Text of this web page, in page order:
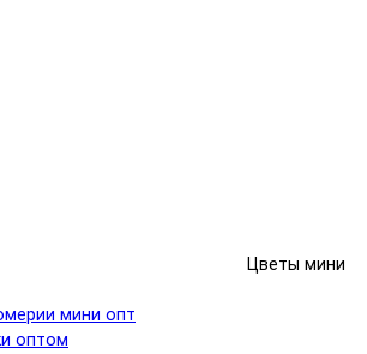
Цветы мини
мини опт
оптом